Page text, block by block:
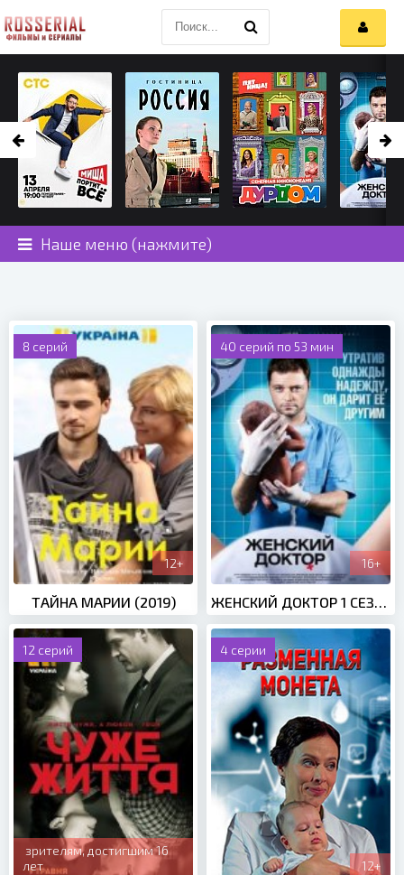
Наше меню (нажмите)
8 серий
12+
ТАЙНА МАРИИ (2019)
40 серий по 53 мин
16+
12 серий
зрителям, достигшим 16
лет
4 серии
12+